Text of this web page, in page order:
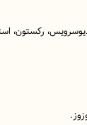
رکستون،